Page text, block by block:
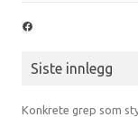
Facebook
Siste innlegg
Konkrete grep som